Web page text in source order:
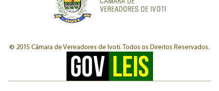
© 2015 Câmara de Vereadores de Ivoti. Todos os Direitos Reservados.